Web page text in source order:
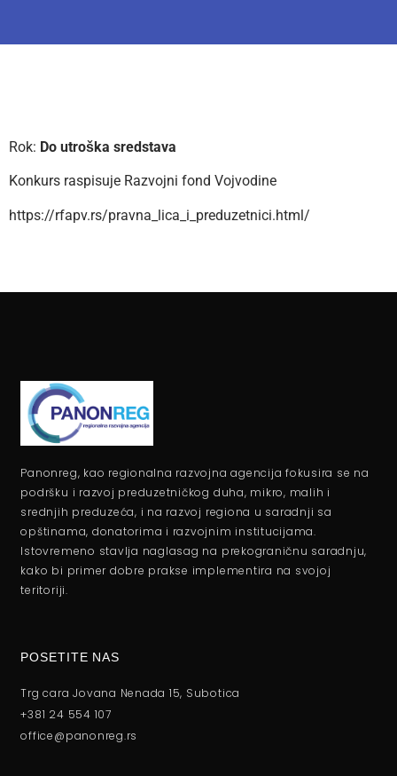
Rok: Do utroška sredstava
Konkurs raspisuje Razvojni fond Vojvodine
https://rfapv.rs/pravna_lica_i_preduzetnici.html/
Panonreg, kao regionalna razvojna agencija fokusira se na
podršku i razvoj preduzetničkog duha, mikro, malih i
srednjih preduzeća, i na razvoj regiona u saradnji sa
opštinama, donatorima i razvojnim institucijama.
Istovremeno stavlja naglasag na prekograničnu saradnju,
kako bi primer dobre prakse implementira na svojoj
teritoriji.
POSETITE NAS
Trg cara Jovana Nenada 15, Subotica
+381 24 554 107
office@panonreg.rs